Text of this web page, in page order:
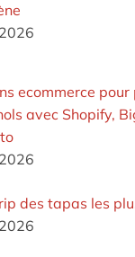
ecommerce
avec Shopify,
des tapas les